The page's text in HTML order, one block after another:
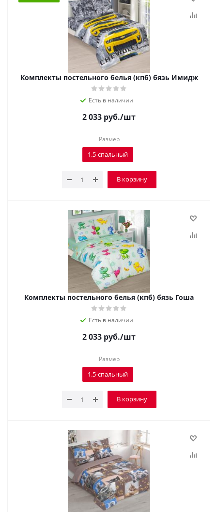
Комплекты постельного белья (кпб) бязь Имидж
Есть в наличии
2 033 руб./шт
Размер
1.5-спальный
В корзину
Комплекты постельного белья (кпб) бязь Гоша
Есть в наличии
2 033 руб./шт
Размер
1.5-спальный
В корзину